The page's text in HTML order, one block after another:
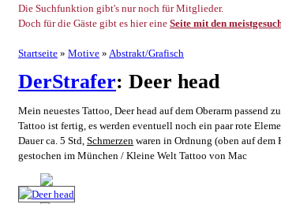
Die Suchfunktion gibt's nur noch für Mitglieder.
Doch für die Gäste gibt es hier eine Seite mit den
Startseite » Motive » Abstrakt/Grafisch
DerStrafer: Deer head
Mein neuestes Tattoo, Deer head auf dem Oberarm passend
Tattoo ist fertig, es werden eventuell noch ein paar rote
Dauer ca. 5 Std, Schmerzen waren in Ordnung (oben auf dem
gestochen im München / Kleine Welt Tattoo von Mac